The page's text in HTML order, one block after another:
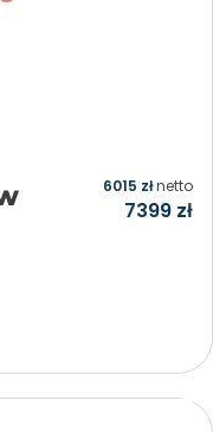
7399 zł
6015 złnetto